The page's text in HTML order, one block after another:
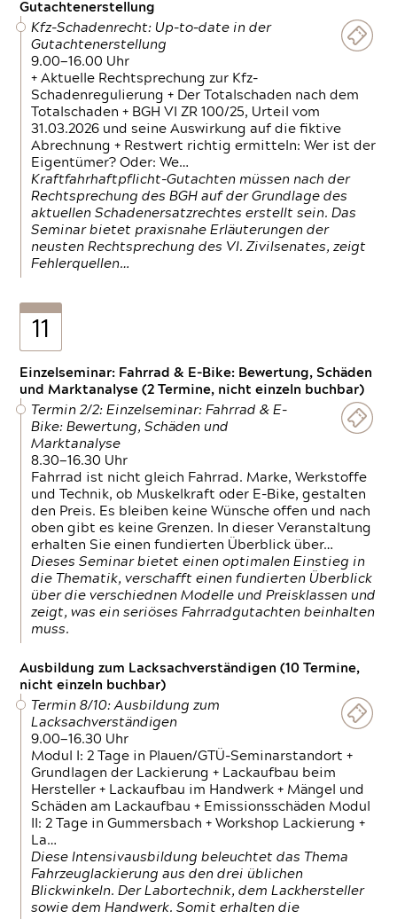
Gutachtenerstellung
Kfz-Schadenrecht: Up-to-date in der
Gutachtenerstellung
9.00—16.00 Uhr
+ Aktuelle Rechtsprechung zur Kfz-
Schadenregulierung + Der Totalschaden nach dem
Totalschaden + BGH VI ZR 100/25, Urteil vom
31.03.2026 und seine Auswirkung auf die fiktive
Abrechnung + Restwert richtig ermitteln: Wer ist der
Eigentümer? Oder: We…
Kraftfahrhaftpflicht-Gutachten müssen nach der
Rechtsprechung des BGH auf der Grundlage des
aktuellen Schadenersatzrechtes erstellt sein. Das
Seminar bietet praxisnahe Erläuterungen der
neusten Rechtsprechung des VI. Zivilsenates, zeigt
Fehlerquellen…
11
Einzelseminar: Fahrrad & E-Bike: Bewertung, Schäden
und Marktanalyse (2 Termine, nicht einzeln buchbar)
Termin 2/2: Einzelseminar: Fahrrad & E-
Bike: Bewertung, Schäden und
Marktanalyse
8.30—16.30 Uhr
Fahrrad ist nicht gleich Fahrrad. Marke, Werkstoffe
und Technik, ob Muskelkraft oder E-Bike, gestalten
den Preis. Es bleiben keine Wünsche offen und nach
oben gibt es keine Grenzen. In dieser Veranstaltung
erhalten Sie einen fundierten Überblick über…
Dieses Seminar bietet einen optimalen Einstieg in
die Thematik, verschafft einen fundierten Überblick
über die verschiednen Modelle und Preisklassen und
zeigt, was ein seriöses Fahrradgutachten beinhalten
muss.
Ausbildung zum Lacksachverständigen (10 Termine,
nicht einzeln buchbar)
Termin 8/10: Ausbildung zum
Lacksachverständigen
9.00—16.30 Uhr
Modul I: 2 Tage in Plauen/GTÜ-Seminarstandort +
Grundlagen der Lackierung + Lackaufbau beim
Hersteller + Lackaufbau im Handwerk + Mängel und
Schäden am Lackaufbau + Emissionsschäden Modul
II: 2 Tage in Gummersbach + Workshop Lackierung +
La…
Diese Intensivausbildung beleuchtet das Thema
Fahrzeuglackierung aus den drei üblichen
Blickwinkeln. Der Labortechnik, dem Lackhersteller
sowie dem Handwerk. Somit erhalten die